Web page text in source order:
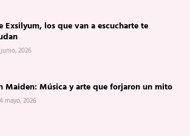
Exsilyum, los que van a escucharte te
2026
Maiden: Música y arte que forjaron un mito
mayo, 2026